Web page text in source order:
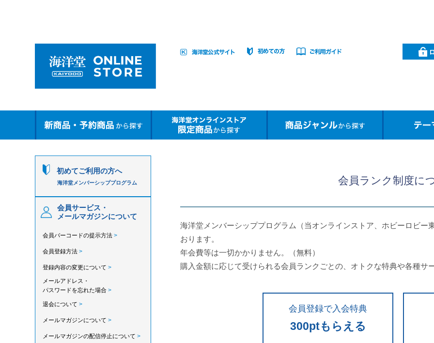
初めてご利用の方へ
海洋堂メンバーシッププログラム
会員サービス・
メールマガジンについて
会員バーコードの提示方法 >
会員登録方法 >
登録内容の変更について >
メールアドレス・
パスワードを忘れた場合 >
退会について >
メールマガジンについて >
メールマガジンの配信停止について >
会員ランク制度に
海洋堂メンバーシッププログラム（当オンラインストア、ホビーロビー
おります。
年会費等は一切かかりません。（無料）
購入金額に応じて受けられる会員ランクごとの、オトクな特典や各種サ
会員登録で入会特典
300ptもらえる